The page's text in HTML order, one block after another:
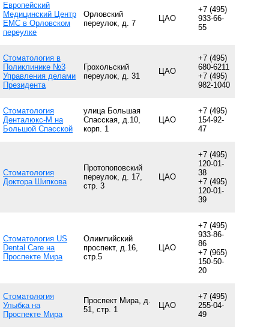
Европейский
Медицинский Центр
EMC в Орловском
переулке
Орловский
переулок, д. 7
ЦАО
+7 (495)
933-66-
55
Стоматология в
Поликлинике №3
Управления делами
Президента
Грохольский
переулок, д. 31
ЦАО
+7 (495)
680-6211
+7 (495)
982-1040
Стоматология
Денталюкс-М на
Большой Спасской
улица Большая
Спасская, д.10,
корп. 1
ЦАО
+7 (495)
154-92-
47
Стоматология
Доктора Шипкова
Протопоповский
переулок, д. 17,
стр. 3
ЦАО
+7 (495)
120-01-
38
+7 (495)
120-01-
39
Стоматология US
Dental Care на
Проспекте Мира
Олимпийский
проспект, д.16,
стр.5
ЦАО
+7 (495)
933-86-
86
+7 (965)
150-50-
20
Стоматология
Улыбка на
Проспекте Мира
Проспект Мира, д.
51, стр. 1
ЦАО
+7 (495)
255-04-
49